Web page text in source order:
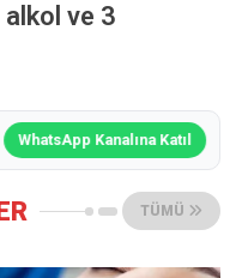
ve 3
WhatsApp Kanalına Katıl
TÜMÜ